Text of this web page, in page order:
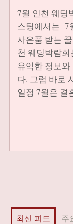
7월 인천 웨딩
스팅에서는 7
사은품 받는
천 웨딩박람
유익한 정보
다. 그럼 바로
일정 7월은 결
최신 피드 주